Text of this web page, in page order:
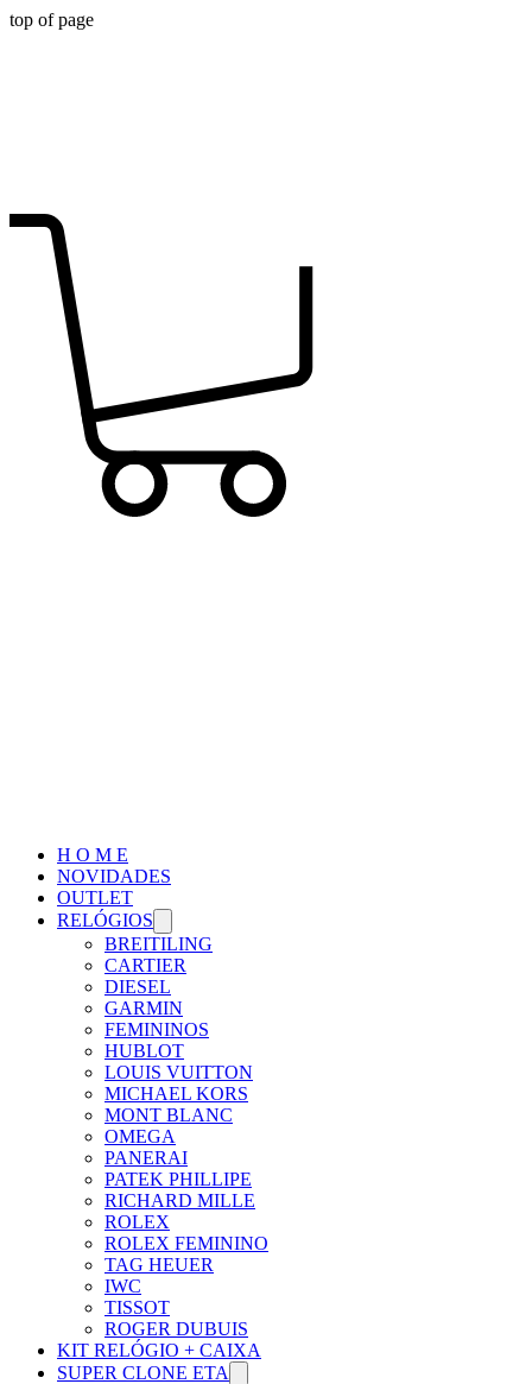
top of page
H O M E
NOVIDADES
OUTLET
RELÓGIOS
BREITILING
CARTIER
DIESEL
GARMIN
FEMININOS
HUBLOT
LOUIS VUITTON
MICHAEL KORS
MONT BLANC
OMEGA
PANERAI
PATEK PHILLIPE
RICHARD MILLE
ROLEX
ROLEX FEMININO
TAG HEUER
IWC
TISSOT
ROGER DUBUIS
KIT RELÓGIO + CAIXA
SUPER CLONE ETA